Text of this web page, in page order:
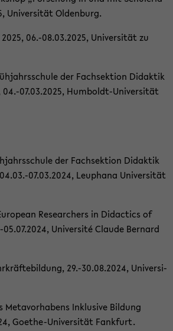
Uni­ver­si­tät Ol­den­burg.
06.-08.03.2025, Uni­ver­si­tät zu
der Fach­sek­ti­on Di­dak­tik
04.-07.03.2025, Humboldt-​Universität
der Fach­sek­ti­on Di­dak­tik
07.03.2024, Leu­pha­na Uni­ver­si­tät
Re­se­ar­chers in Di­dac­tics of
05.07.2024, Uni­ver­sité Clau­de Ber­nard
29.-30.08.2024, Uni­ver­si­
Me­ta­vor­ha­bens In­klu­si­ve Bil­dung
Goethe-​Universität Fank­furt.